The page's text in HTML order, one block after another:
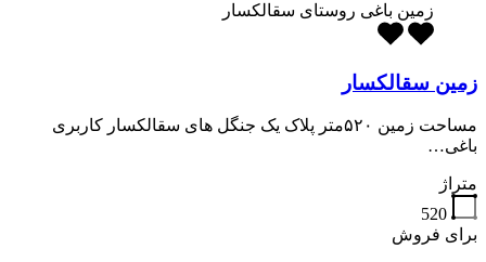
زمین باغی روستای سقالکسار
زمین سقالکسار
مساحت زمین ۵۲۰متر پلاک یک جنگل های سقالکسار کاربری
باغی…
متراژ
520
برای فروش